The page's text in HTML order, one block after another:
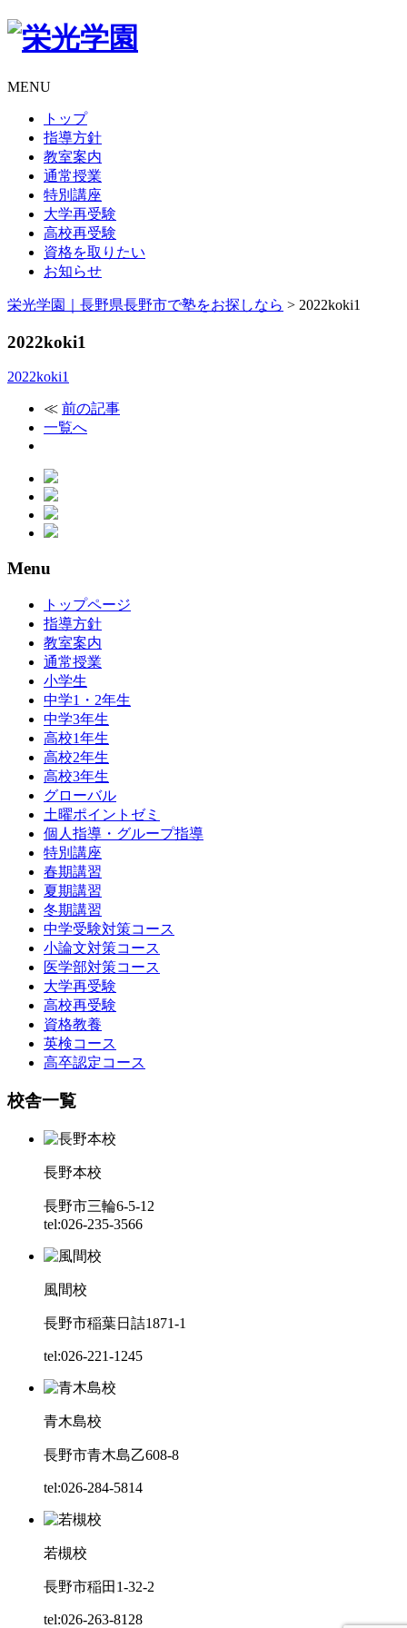
MENU
トップ
指導方針
教室案内
通常授業
特別講座
大学再受験
高校再受験
資格を取りたい
お知らせ
栄光学園｜長野県長野市で塾をお探しなら > 2022koki1
2022koki1
2022koki1
≪ 前の記事
一覧へ
Menu
トップページ
指導方針
教室案内
通常授業
小学生
中学1・2年生
中学3年生
高校1年生
高校2年生
高校3年生
グローバル
土曜ポイントゼミ
個人指導・グループ指導
特別講座
春期講習
夏期講習
冬期講習
中学受験対策コース
小論文対策コース
医学部対策コース
大学再受験
高校再受験
資格教養
英検コース
高卒認定コース
校舎一覧
長野本校
長野市三輪6-5-12
tel:026-235-3566
風間校
長野市稲葉日詰1871-1
tel:026-221-1245
青木島校
長野市青木島乙608-8
tel:026-284-5814
若槻校
長野市稲田1-32-2
tel:026-263-8128